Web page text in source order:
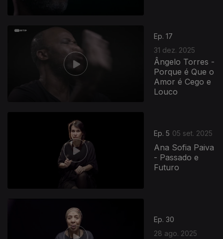
Ep. 17
31 dez. 2025
Ângelo Torres -
Porque é Que o
Amor é Cego e
Louco
Ep. 5 05 set. 2025
Ana Sofia Paiva
- Passado e
Futuro
Ep. 30
28 ago. 2025